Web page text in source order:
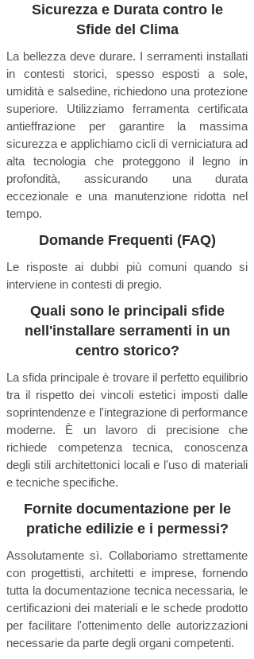
Sicurezza e Durata contro le
Sfide del Clima
La bellezza deve durare. I serramenti installati
in contesti storici, spesso esposti a sole,
umidità e salsedine, richiedono una protezione
superiore. Utilizziamo ferramenta certificata
antieffrazione per garantire la massima
sicurezza e applichiamo cicli di verniciatura ad
alta tecnologia che proteggono il legno in
profondità, assicurando una durata
eccezionale e una manutenzione ridotta nel
tempo.
Domande Frequenti (FAQ)
Le risposte ai dubbi più comuni quando si
interviene in contesti di pregio.
Quali sono le principali sfide
nell'installare serramenti in un
centro storico?
La sfida principale è trovare il perfetto equilibrio
tra il rispetto dei vincoli estetici imposti dalle
soprintendenze e l'integrazione di performance
moderne. È un lavoro di precisione che
richiede competenza tecnica, conoscenza
degli stili architettonici locali e l'uso di materiali
e tecniche specifiche.
Fornite documentazione per le
pratiche edilizie e i permessi?
Assolutamente sì. Collaboriamo strettamente
con progettisti, architetti e imprese, fornendo
tutta la documentazione tecnica necessaria, le
certificazioni dei materiali e le schede prodotto
per facilitare l'ottenimento delle autorizzazioni
necessarie da parte degli organi competenti.